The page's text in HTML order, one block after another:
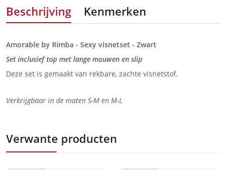
Beschrijving Kenmerken
Amorable by Rimba - Sexy visnetset - Zwart
Set inclusief top met lange mouwen en slip
Deze set is gemaakt van rekbare, zachte visnetstof.
Verkrijgbaar in de maten S-M en M-L
Verwante producten